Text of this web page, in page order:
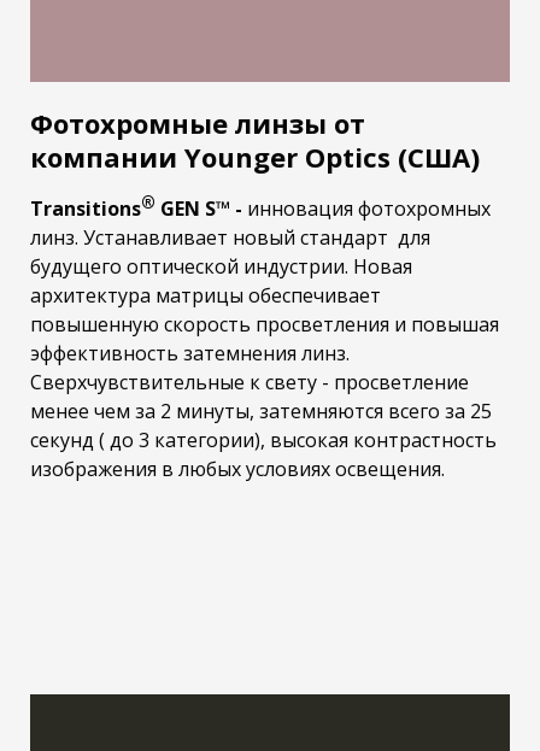
Фотохромные линзы от
компании Younger Optics (США)
Transitions® GEN S™ - инновация фотохромных
линз. Устанавливает новый стандарт для
будущего оптической индустрии. Новая
архитектура матрицы обеспечивает
повышенную скорость просветления и повышая
эффективность затемнения линз.
Сверхчувствительные к свету - просветление
менее чем за 2 минуты, затемняются всего за 25
секунд ( до 3 категории), высокая контрастность
изображения в любых условиях освещения.